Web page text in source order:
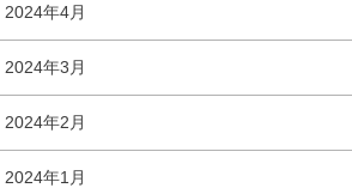
2024年4月
2024年3月
2024年2月
2024年1月